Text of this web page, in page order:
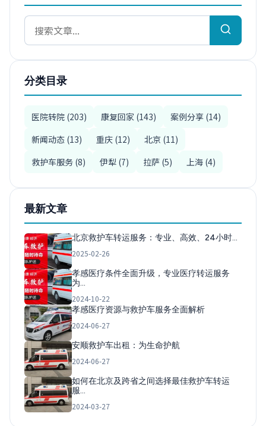
分类目录
医院转院 (203) 康复回家 (143)
案例分享 (14)
新闻动态 (13)
重庆 (12)
北京 (11)
救护车服务 (8)
伊犁 (7) 拉萨 (5) 上海 (4)
最新文章
北京救护车转运服务：专业、高效、24小时…
2025-02-26
孝感医疗条件全面升级，专业医疗转运服务
为…
2024-10-22
孝感医疗资源与救护车服务全面解析
2024-06-27
安顺救护车出租：为生命护航
2024-06-27
如何在北京及跨省之间选择最佳救护车转运
服…
2024-03-27